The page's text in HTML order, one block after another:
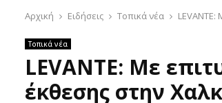
Αρχική Ειδήσεις Τοπικά νέα LEVANTE:
Τοπικά νέα
LEVANTE: Mε
έκθεσης στην